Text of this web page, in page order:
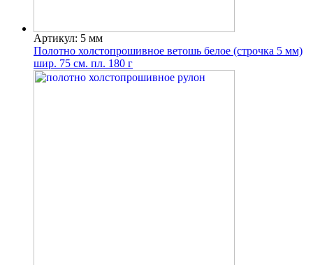
Артикул: 5 мм
Полотно холстопрошивное ветошь белое (строчка 5 мм)
шир. 75 см. пл. 180 г